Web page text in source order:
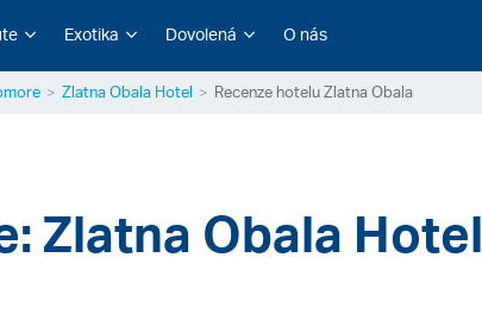
Exotika Dovolená O nás
Zlatna Obala Hotel Recenze hotelu Zlatna Obala
Zlatna Obala Hotel